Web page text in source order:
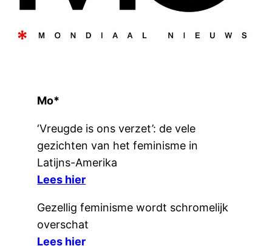
Mo*
‘Vreugde is ons verzet’: de vele
gezichten van het feminisme in
Latijns-Amerika
Lees hier
Gezellig feminisme wordt schromelijk
overschat
Lees hier